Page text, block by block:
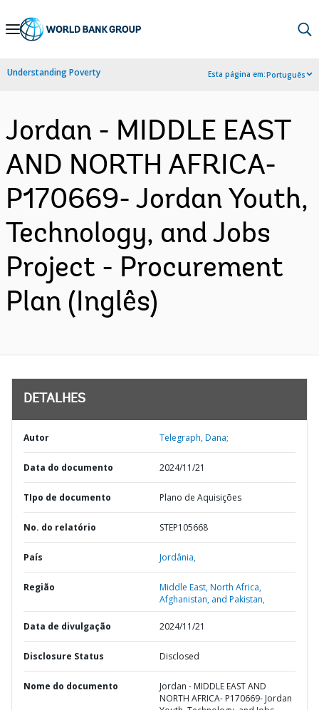
Skip
Navigation
Understanding Poverty Esta página em:Português
Jordan - MIDDLE EAST
AND NORTH AFRICA-
P170669- Jordan Youth,
Technology, and Jobs
Project - Procurement
Plan (Inglês)
DETALHES
Autor Telegraph, Dana;
Data do documento 2024/11/21
TIpo de documento Plano de Aquisições
No. do relatório STEP105668
País Jordânia,
Região
Middle East, North Africa,
Afghanistan, and Pakistan,
Data de divulgação 2024/11/21
Disclosure Status Disclosed
Nome do documento
Jordan - MIDDLE EAST AND
NORTH AFRICA- P170669- Jordan